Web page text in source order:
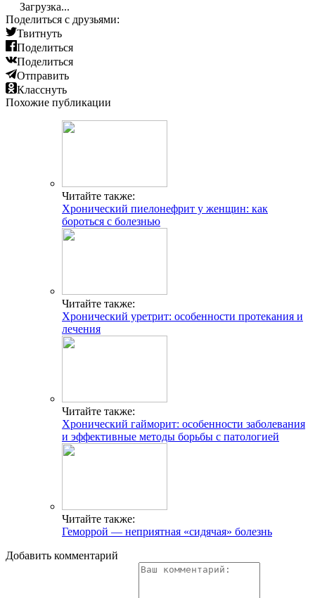
Загрузка...
Поделиться с друзьями:
Твитнуть
Поделиться
Поделиться
Отправить
Класснуть
Похожие публикации
Читайте также:
Хронический пиелонефрит у женщин: как
бороться с болезнью
Читайте также:
Хронический уретрит: особенности протекания и
лечения
Читайте также:
Хронический гайморит: особенности заболевания
и эффективные методы борьбы с патологией
Читайте также:
Геморрой — неприятная «сидячая» болезнь
Добавить комментарий